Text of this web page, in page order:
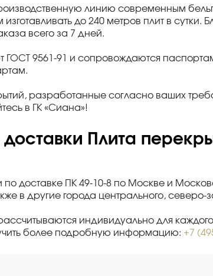
линию современным
изготавливать до 240 метров плит в
всего за 7 дней.
ГОСТ 9561-91 и сопровождаются
разработанные согласно ваших
в ГК «Сиана»!
доставки Плита
по доставке ПК 49-10-8 по Москве и
в другие города центрального,
индивидуально для
более подробную информацию: +7